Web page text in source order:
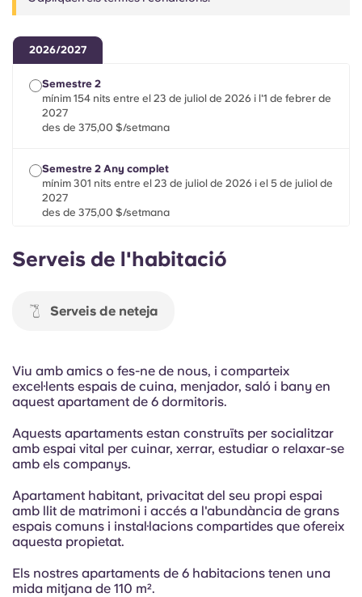
2026/2027
Semestre 2
mínim 154 nits entre el 23 de juliol de 2026 i l'1 de febrer de
2027
des de 375,00 $/setmana
Semestre 2 Any complet
mínim 301 nits entre el 23 de juliol de 2026 i el 5 de juliol de
2027
des de 375,00 $/setmana
Estades de curta durada
mínim 28 nits entre el 22 de juliol de 2026 i l'1 de febrer de
Serveis de l'habitació
Serveis de neteja
Viu amb amics o fes-ne de nous, i comparteix
excel·lents espais de cuina, menjador, saló i bany en
aquest apartament de 6 dormitoris.
Aquests apartaments estan construïts per socialitzar
amb espai vital per cuinar, xerrar, estudiar o relaxar-se
amb els companys.
Apartament habitant, privacitat del seu propi espai
amb llit de matrimoni i accés a l'abundància de grans
espais comuns i instal·lacions compartides que ofereix
aquesta propietat.
Els nostres apartaments de 6 habitacions tenen una
mida mitjana de 110 m².